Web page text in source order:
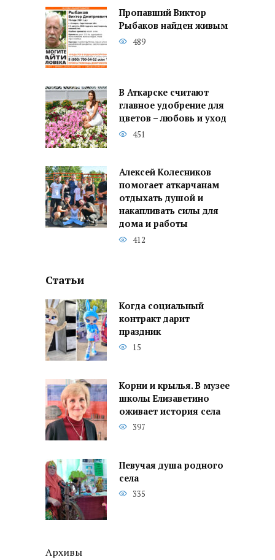
Пропавший Виктор
Рыбаков найден живым
489
В Аткарске считают
главное удобрение для
цветов – любовь и уход
451
Алексей Колесников
помогает аткарчанам
отдыхать душой и
накапливать силы для
дома и работы
412
Статьи
Когда социальный
контракт дарит
праздник
15
Корни и крылья. В музее
школы Елизаветино
оживает история села
397
Певучая душа родного
села
335
Архивы